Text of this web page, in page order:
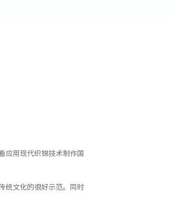
应用现代织锦技术制作国
统文化的很好示范。同时